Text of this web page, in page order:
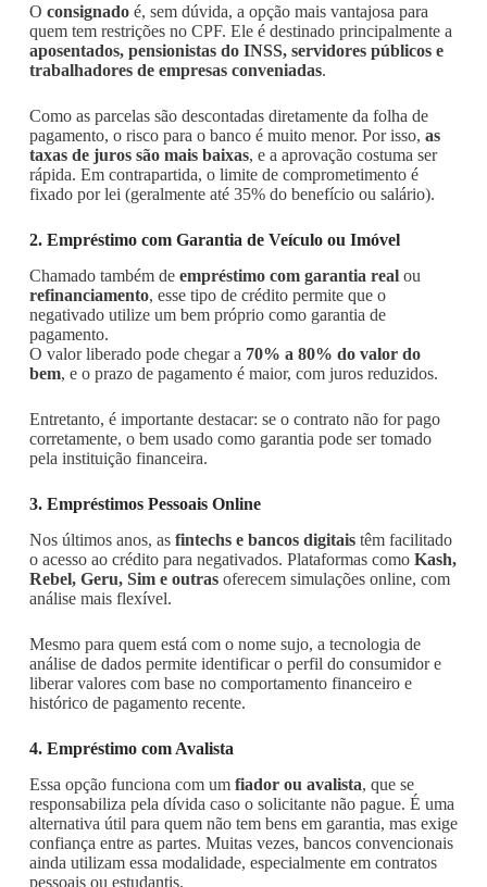
O consignadoé, sem dúvida, a opção mais vantajosa para
quem tem restrições no CPF. Ele é destinado principalmente a
aposentados, pensionistas do INSS, servidores públicos e
trabalhadores de empresas conveniadas.
Como as parcelas são descontadas diretamente da folha de
pagamento, o risco para o banco é muito menor. Por isso, as
taxas de juros são mais baixas, e a aprovação costuma ser
rápida. Em contrapartida, o limite de comprometimento é
fixado por lei (geralmente até 35% do benefício ou salário).
2. Empréstimo com Garantia de Veículo ou Imóvel
Chamado também de empréstimo com garantia realou
refinanciamento, esse tipo de crédito permite que o
negativado utilize um bem próprio como garantia de
pagamento.
O valor liberado pode chegar a 70% a 80% do valor do
bem, e o prazo de pagamento é maior, com juros reduzidos.
Entretanto, é importante destacar: se o contrato não for pago
corretamente, o bem usado como garantia pode ser tomado
pela instituição financeira.
3. Empréstimos Pessoais Online
Nos últimos anos, as fintechs e bancos digitaistêm facilitado
o acesso ao crédito para negativados. Plataformas como Kash,
Rebel, Geru, Sim e outrasoferecem simulações online, com
análise mais flexível.
Mesmo para quem está com o nome sujo, a tecnologia de
análise de dados permite identificar o perfil do consumidor e
liberar valores com base no comportamento financeiro e
histórico de pagamento recente.
4. Empréstimo com Avalista
Essa opção funciona com um fiador ou avalista, que se
responsabiliza pela dívida caso o solicitante não pague. É uma
alternativa útil para quem não tem bens em garantia, mas exige
confiança entre as partes. Muitas vezes, bancos convencionais
ainda utilizam essa modalidade, especialmente em contratos
pessoais ou estudantis.